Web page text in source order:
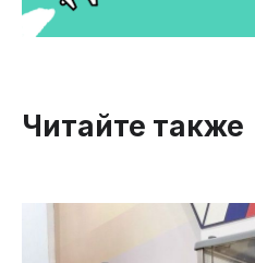
Читайте также